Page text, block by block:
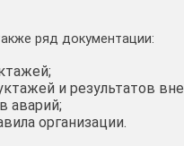
ряд документации:
и результатов
аварий;
организации.